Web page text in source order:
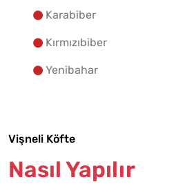
Karabiber
Kırmızıbiber
Yenibahar
Vişneli Köfte
Nasıl Yapılır